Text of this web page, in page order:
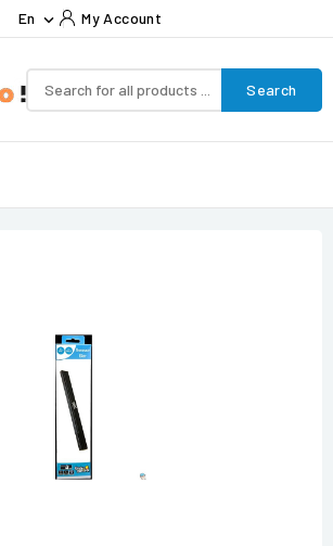
En  My Account
Search